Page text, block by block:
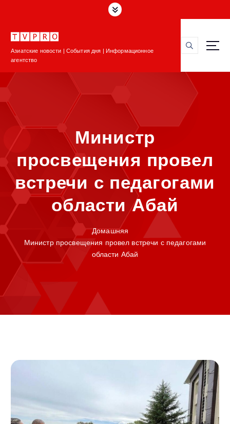
к
Азиатские новости | События дня | Информационное
агентство
Министр
просвещения провел
встречи с педагогами
области Абай
Домашняя
Министр просвещения провел встречи с педагогами
области Абай